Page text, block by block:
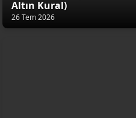
Altın Kural)
26 Tem 2026